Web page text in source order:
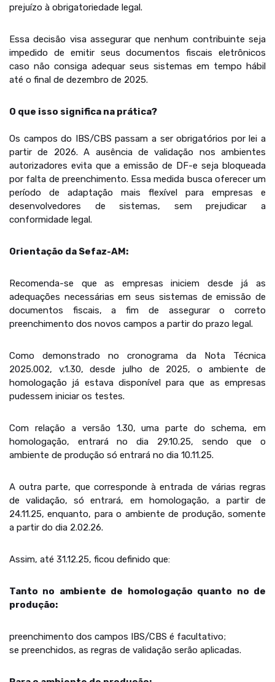
prejuízo à obrigatoriedade legal.
Essa decisão visa assegurar que nenhum contribuinte seja
impedido de emitir seus documentos fiscais eletrônicos
caso não consiga adequar seus sistemas em tempo hábil
até o final de dezembro de 2025.
O que isso significa na prática?
Os campos do IBS/CBS passam a ser obrigatórios por lei a
partir de 2026. A ausência de validação nos ambientes
autorizadores evita que a emissão de DF-e seja bloqueada
por falta de preenchimento. Essa medida busca oferecer um
período de adaptação mais flexível para empresas e
desenvolvedores de sistemas, sem prejudicar a
conformidade legal.
Orientação da Sefaz-AM:
Recomenda-se que as empresas iniciem desde já as
adequações necessárias em seus sistemas de emissão de
documentos fiscais, a fim de assegurar o correto
preenchimento dos novos campos a partir do prazo legal.
Como demonstrado no cronograma da Nota Técnica
2025.002, v.1.30, desde julho de 2025, o ambiente de
homologação já estava disponível para que as empresas
pudessem iniciar os testes.
Com relação a versão 1.30, uma parte do schema, em
homologação, entrará no dia 29.10.25, sendo que o
ambiente de produção só entrará no dia 10.11.25.
A outra parte, que corresponde à entrada de várias regras
de validação, só entrará, em homologação, a partir de
24.11.25, enquanto, para o ambiente de produção, somente
a partir do dia 2.02.26.
Assim, até 31.12.25, ficou definido que:
Tanto no ambiente de homologação quanto no de
produção:
preenchimento dos campos IBS/CBS é facultativo;
se preenchidos, as regras de validação serão aplicadas.